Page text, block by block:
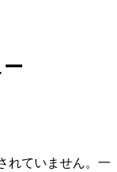
れていません。一